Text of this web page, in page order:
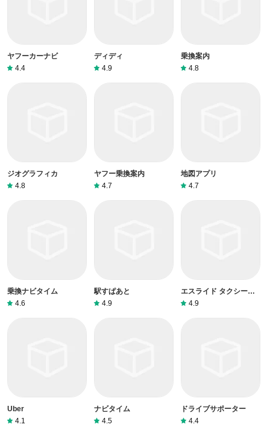
ヤフーカーナビ
4.4
ディディ
4.9
乗換案内
4.8
ジオグラフィカ
4.8
ヤフー乗換案内
4.7
地図アプリ
4.7
乗換ナビタイム
4.6
駅すぱあと
4.9
エスライド タクシーア
プリ
4.9
Uber
4.1
ナビタイム
4.5
ドライブサポーター
4.4